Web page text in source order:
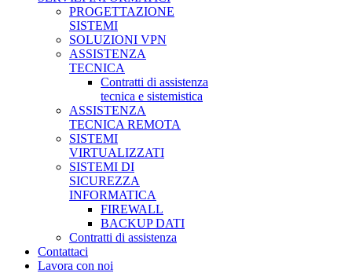
PROGETTAZIONE
SISTEMI
SOLUZIONI VPN
ASSISTENZA
TECNICA
Contratti di assistenza
tecnica e sistemistica
ASSISTENZA
TECNICA REMOTA
SISTEMI
VIRTUALIZZATI
SISTEMI DI
SICUREZZA
INFORMATICA
FIREWALL
BACKUP DATI
Contratti di assistenza
Contattaci
Lavora con noi